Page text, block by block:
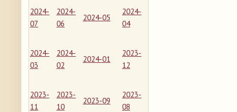
2024-
07
2024-
06
2024-05
2024-
04
2024-
03
2024-
02
2024-01
2023-
12
2023-
11
2023-
10
2023-09
2023-
08